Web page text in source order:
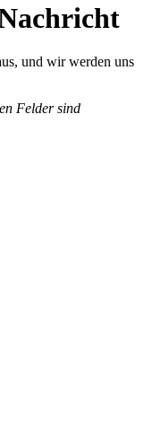
und wir werden uns
Felder sind